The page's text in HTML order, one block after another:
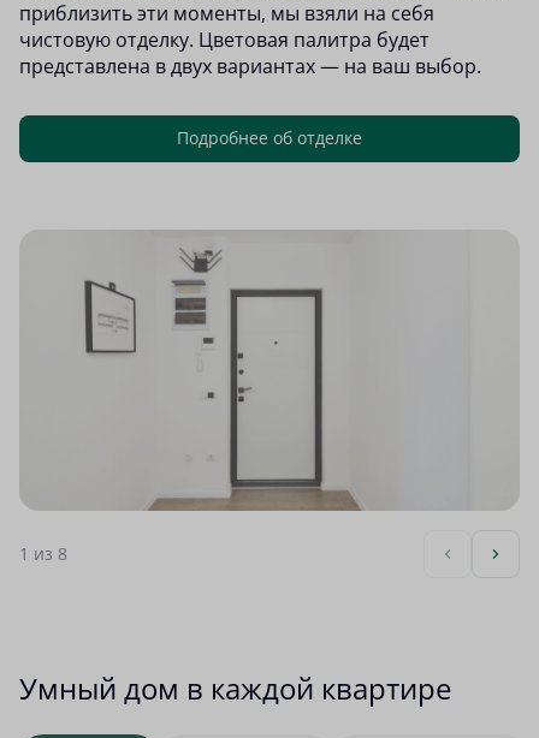
приблизить эти моменты, мы взяли на себя
чистовую отделку. Цветовая палитра будет
представлена в двух вариантах — на ваш выбор.
Подробнее об отделке
1 из 8
Умный дом в каждой квартире